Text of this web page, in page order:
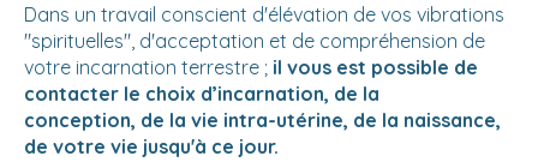
Dans un travail conscient d'élévation de vos vibrations
"spirituelles", d'acceptation et de compréhension de
votre incarnation terrestre ; il vous est possible de
contacter le choix d’incarnation, de la
conception, de la vie intra-utérine, de la naissance,
de votre vie jusqu'à ce jour.